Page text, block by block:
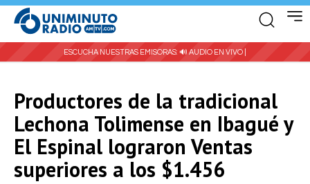
ESCUCHA NUESTRAS EMISORAS: 🔊 AUDIO EN VIVO |
Productores de la tradicional
Lechona Tolimense en Ibagué y
El Espinal lograron Ventas
superiores a los $1.456